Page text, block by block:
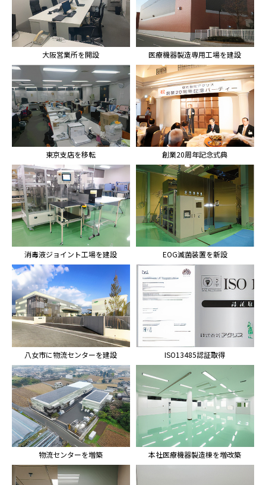
大阪営業所を開設 医療機器製造専用工場を建設
東京支店を移転 創業20周年記念式典
消毒液ジョイント工場を建設 EOG滅菌装置を新設
八女市に物流センターを建設 ISO13485認証取得
物流センターを増築 本社医療機器製造棟を増改築